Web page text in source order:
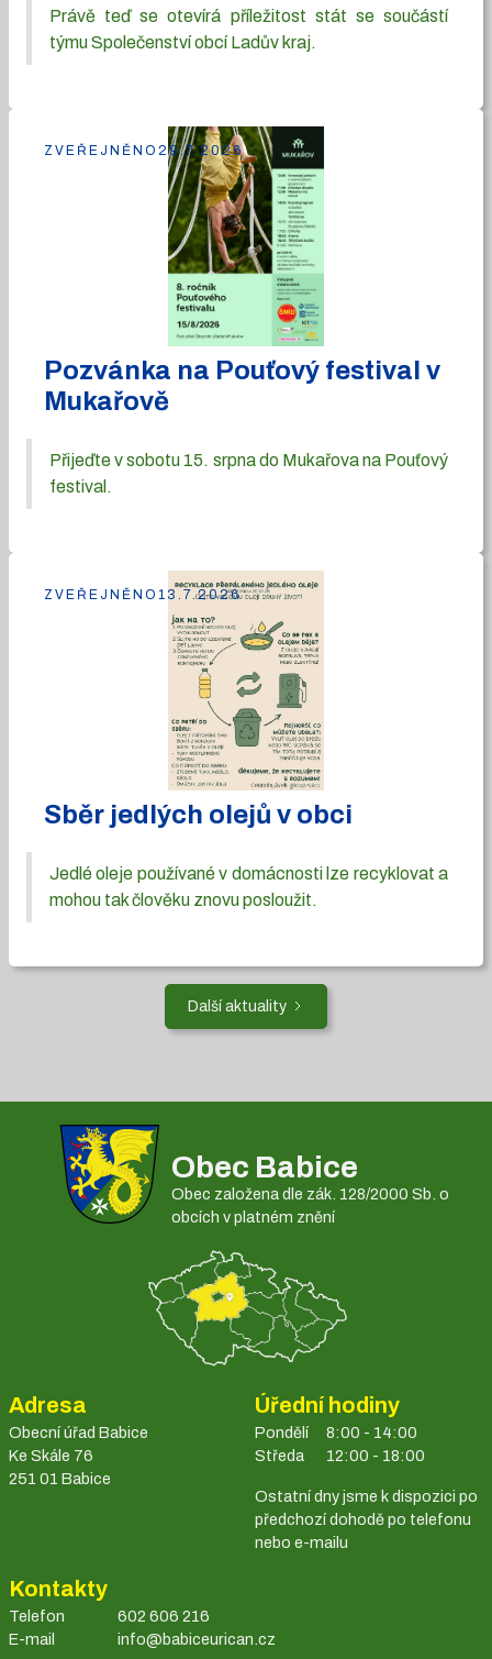
Právě teď se otevírá příležitost stát se součástí
týmu Společenství obcí Ladův kraj.
Pozvánka na Pouťový festival v
Mukařově
Přijeďte v sobotu 15. srpna do Mukařova na Pouťový
festival.
ZVEŘEJNĚNO 29.7.2026
Sběr jedlých olejů v obci
Jedlé oleje používané v domácnosti lze recyklovat a
mohou tak člověku znovu posloužit.
ZVEŘEJNĚNO 13.7.2026
Další aktuality
Obec Babice
Obec založena dle zák. 128/2000 Sb. o
obcích v platném znění
Adresa
Obecní úřad Babice
Ke Skále 76
251 01 Babice
Úřední hodiny
Pondělí
Středa
8:00 - 14:00
12:00 - 18:00
Ostatní dny jsme k dispozici po
předchozí dohodě po telefonu
nebo e-mailu
Kontakty
Telefon
E-mail
602 606 216
info@babiceurican.cz